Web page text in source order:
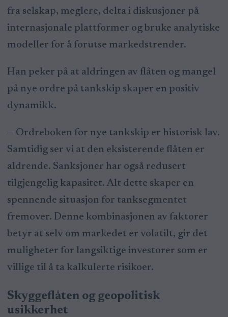
fra selskap, meglere, delta i diskusjoner på
internasjonale plattformer og bruke analytiske
modeller for å forutse markedstrender.
Han peker på at aldringen av flåten og mangel
på nye ordre på tankskip skaper en positiv
dynamikk.
— Ordreboken for nye tankskip er historisk lav.
Samtidig ser vi at den eksisterende flåten er
aldrende. Sanksjoner har også redusert
tilgjengelig kapasitet. Alt dette skaper en
spennende situasjon for tanksegmentet
fremover. Denne kombinasjonen av faktorer
betyr at selv om markedet er volatilt, gir det
muligheter for langsiktige investorer som er
villige til å ta kalkulerte risikoer.
Skyggeflåten og geopolitisk
usikkerhet